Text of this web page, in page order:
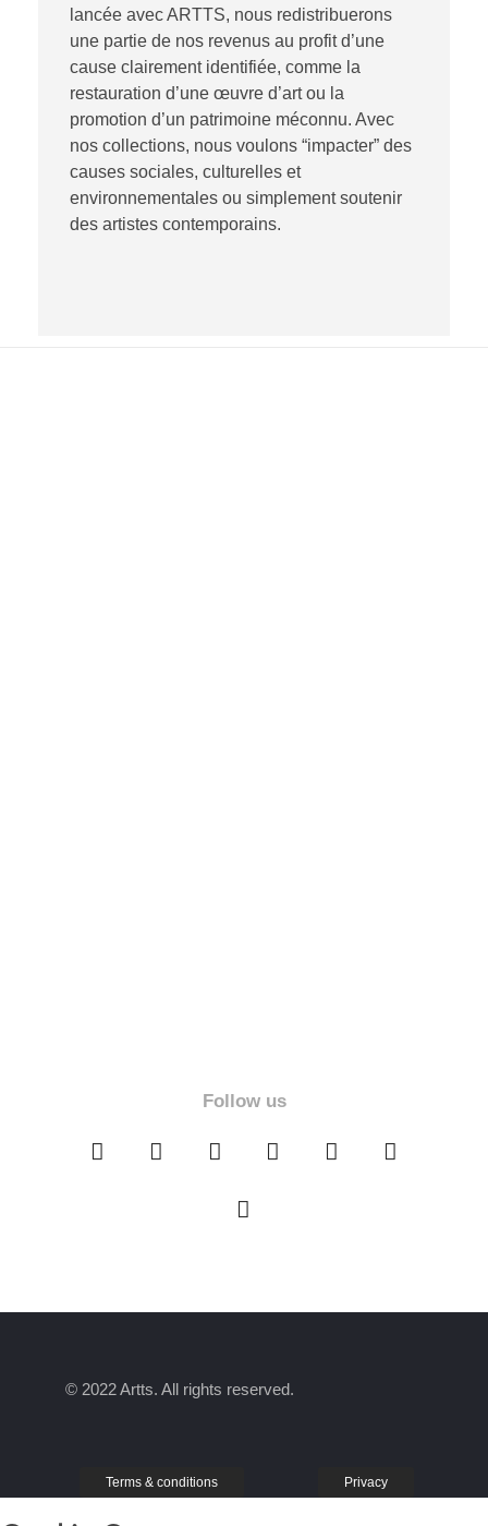
lancée avec ARTTS, nous redistribuerons
une partie de nos revenus au profit d’une
cause clairement identifiée, comme la
restauration d’une œuvre d’art ou la
promotion d’un patrimoine méconnu. Avec
nos collections, nous voulons “impacter” des
causes sociales, culturelles et
environnementales ou simplement soutenir
des artistes contemporains.
Follow us
© 2022 Artts. All rights reserved.
Terms & conditions Privacy